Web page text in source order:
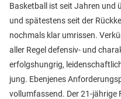
Basketball ist seit Jahren und
und spätestens seit der
nochmals klar umrissen.
aller Regel defensiv- und
erfolgshungrig,
jung. Ebenjenes
vollumfassend. Der 21-jährige